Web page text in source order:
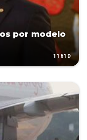
por modelo
1161D